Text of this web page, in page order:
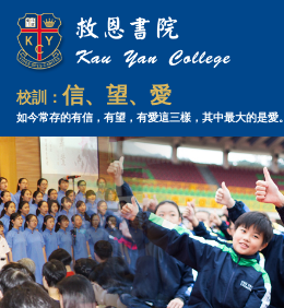
校訓：信、望、愛
如今常存的有信，有望，有愛這三樣，其中最大的是愛。